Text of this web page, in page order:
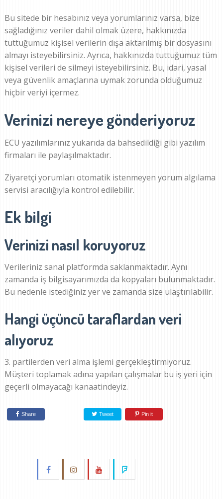
Bu sitede bir hesabınız veya yorumlarınız varsa, bize
sağladığınız veriler dahil olmak üzere, hakkınızda
tuttuğumuz kişisel verilerin dışa aktarılmış bir dosyasını
almayı isteyebilirsiniz. Ayrıca, hakkınızda tuttuğumuz tüm
kişisel verileri de silmeyi isteyebilirsiniz. Bu, idari, yasal
veya güvenlik amaçlarına uymak zorunda olduğumuz
hiçbir veriyi içermez.
Verinizi nereye gönderiyoruz
ECU yazılımlarınız yukarıda da bahsedildiği gibi yazılım
firmaları ile paylaşılmaktadır.
Ziyaretçi yorumları otomatik istenmeyen yorum algılama
servisi aracılığıyla kontrol edilebilir.
Ek bilgi
Verinizi nasıl koruyoruz
Verileriniz sanal platformda saklanmaktadır. Aynı
zamanda iş bilgisayarımızda da kopyaları bulunmaktadır.
Bu nedenle istediğiniz yer ve zamanda size ulaştırılabilir.
Hangi üçüncü taraflardan veri
alıyoruz
3. partilerden veri alma işlemi gerçekleştirmiyoruz.
Müşteri toplamak adına yapılan çalışmalar bu iş yeri için
geçerli olmayacağı kanaatindeyiz.
Share Tweet Pin it